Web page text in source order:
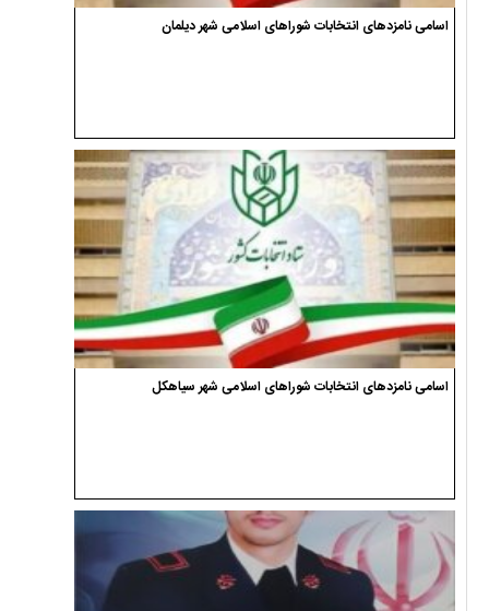
اسامی نامزدهای انتخابات شوراهای اسلامی شهر دیلمان
اسامی نامزدهای انتخابات شوراهای اسلامی شهر سیاهکل